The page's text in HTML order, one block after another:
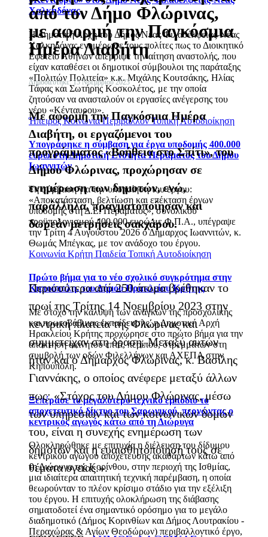
Χαλκηδόνας
Η Δημοτική Αρχή του Δήμος Νέας Φιλαδέλφειας-Νέας
Χαλκηδόνας ενημέρωσε τους πολίτες πως το Διοικητικό
Εφετείο Αθηνών απέρριψε την αίτηση αναστολής, που
είχαν καταθέσει οι δημοτικοί σύμβουλοι της παράταξης
«Πολιτών Πολιτεία» κ.κ. Μιχάλης Κουτσάκης, Ηλίας
Τάφας και Σωτήρης Κοσκολέτος, με την οποία
ζητούσαν να ανασταλούν οι εργασίες ανέγερσης του
νέου «Κένταυρου».
ΉπειροςΚοινωνίαΠεριβάλλονΤοπική Αυτοδιοίκηση
Υπογράφηκε η σύμβαση για έργα υποδομής 400.000
ευρώ στη Δημοτική Ενότητα Περάματος του Δήμου
Ιωαννιτών
Τη σύμβαση για την υλοποίηση του έργου:
«Αποκατάσταση, βελτίωση και επέκταση έργων
υποδομής στη Δ.Ε. Περάματος», συνολικού
προϋπολογισμού 400.000 ευρώ με Φ.Π.Α., υπέγραψε
την Τρίτη 4 Αυγούστου 2026 ο Δήμαρχος Ιωαννιτών, κ.
Θωμάς Μπέγκας, με τον ανάδοχο του έργου.
Κοινωνία Κρήτη Παιδεία Τοπική Αυτοδιοίκηση
Πρώτο βήμα για το νέο σχολικό συγκρότημα στην
Κηπούπολη, του Δήμου Ηρακλείου Κρήτης
Με στόχο την κάλυψη των αναγκών της προσχολικής
και πρωτοβάθμιας εκπαίδευσης, η Δημοτική Αρχή
Ηρακλείου Κρήτης προχώρησε στο πρώτο βήμα για την
απόκτηση ακινήτου επτά, περίπου, στρεμμάτων στη
συμβολή των οδών Φιλελλήνων και ΑΧΕΠΑ στην
Κηπούπολη.
Ξεπέρασε το μεγαλύτερο τεχνικό εμπόδιο το
αποχετευτικό δίκτυο του Σαρωνικού, περνώντας ο
κεντρικός αγωγός κάτω από τη Διώρυγα
Ολοκληρώθηκε με επιτυχία η διέλευση του δίδυμου
κεντρικού αγωγού αποχέτευσης ακαθάρτων κάτω από
τη Διώρυγα της Κορίνθου, στην περιοχή της Ισθμίας,
μια ιδιαίτερα απαιτητική τεχνική παρέμβαση, η οποία
θεωρούνταν το πλέον κρίσιμο στάδιο για την εξέλιξη
του έργου. Η επιτυχής ολοκλήρωση της διάβασης
σηματοδοτεί ένα σημαντικό ορόσημο για το μεγάλο
διαδημοτικό (Δήμος Κορινθίων και Δήμος Λουτρακίου -
Περαχώρας & Αγίων Θεοδώρων) περιβαλλοντικό έργο,
από τον Δήμο Φλώρινας,
με αφορμή την Παγκόσμια
Ημέρα Διαβήτη
Δημοσιεύτηκε: 15 Νοεμβρίου 2023
Με αφορμή την Παγκόσμια Ημέρα
Διαβήτη, οι εργαζόμενοι του
προγράμματος «Βοήθεια στο Σπίτι», του
Δήμου Φλώρινας, προχώρησαν σε
ενημέρωση των δημοτών, ενώ,
παράλληλα, πραγματοποίησαν και
δωρεάν μετρήσεις σακχάρου.
Περισσότερα από 250 άτομα βρέθηκαν το
πρωί της Τρίτης 14 Νοεμβρίου 2023 στην
κεντρική πλατεία της Φλώρινας και
συμμετείχαν στη δράση. Μεταξύ αυτών
ήταν και ο Δήμαρχος Φλώρινας, κ. Βασίλης
Γιαννάκης, ο οποίος ανέφερε μεταξύ άλλων
πως: «Στόχος του Δήμου Φλώρινας, μέσω
των υπηρεσιών και των κοινωνικών δομών
του, είναι η συνεχής ενημέρωση των
δημοτών και η ευαισθητοποίησή τους σε
θέματα υγείας.».